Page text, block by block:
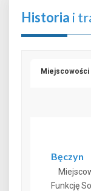
Historia i
Miejscowości
Bęczyn
Funkcję